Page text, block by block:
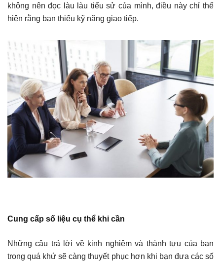
không nên đọc làu làu tiểu sử của mình, điều này chỉ thể
hiện rằng bạn thiếu kỹ năng giao tiếp.
Cung cấp số liệu cụ thể khi cần
Những câu trả lời về kinh nghiệm và thành tựu của bạn
trong quá khứ sẽ càng thuyết phục hơn khi bạn đưa các số